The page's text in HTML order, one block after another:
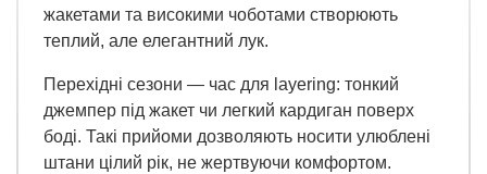
жакетами та високими чоботами створюють
теплий, але елегантний лук.
Перехідні сезони — час для layering: тонкий
джемпер під жакет чи легкий кардиган поверх
боді. Такі прийоми дозволяють носити улюблені
штани цілий рік, не жертвуючи комфортом.